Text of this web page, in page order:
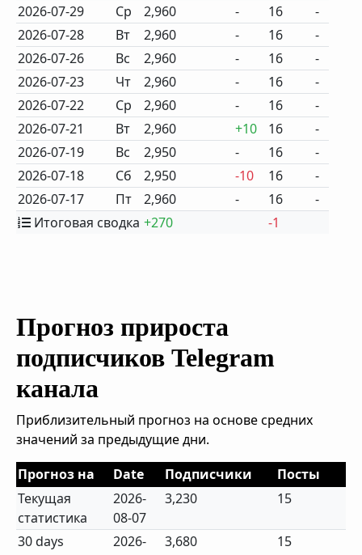
2026-07-29
Ср 2,960 - 16
-
2026-07-28
Вт 2,960 - 16
-
2026-07-26
Вс 2,960 - 16
-
2026-07-23
Чт 2,960 - 16
-
2026-07-22
Ср 2,960 - 16
-
2026-07-21
Вт 2,960 +10 16
-
2026-07-19
Вс 2,950 - 16
-
2026-07-18
Сб 2,950 -10 16
-
2026-07-17
Пт 2,960 - 16
-
Итоговая сводка +270 -1
Прогноз прироста
подписчиков Telegram
канала
Приблизительный прогноз на основе средних
значений за предыдущие дни.
Прогноз на
Date Подписчики
Посты
Текущая
статистика
2026-
08-07
3,230 15
30 days
2026-
3,680 15